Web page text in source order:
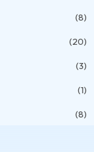
(8)
(20)
(3)
(1)
(8)